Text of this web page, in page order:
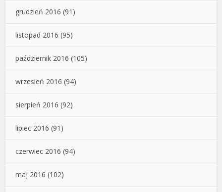
grudzień 2016 (91)
listopad 2016 (95)
październik 2016 (105)
wrzesień 2016 (94)
sierpień 2016 (92)
lipiec 2016 (91)
czerwiec 2016 (94)
maj 2016 (102)